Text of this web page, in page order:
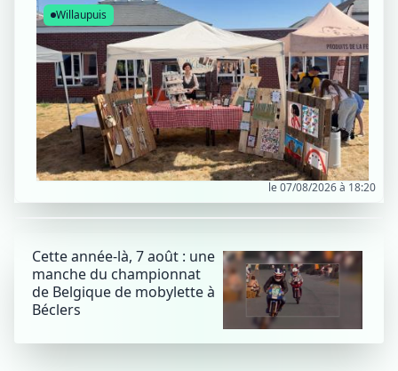
le 07/08/2026 à 18:20
Willaupuis
Cette année-là, 7 août : une
manche du championnat
de Belgique de mobylette à
Béclers